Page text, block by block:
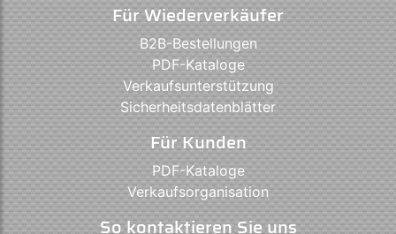
Für Wiederverkäufer
B2B-Bestellungen
PDF-Kataloge
Verkaufsunterstützung
Sicherheitsdatenblätter
Für Kunden
PDF-Kataloge
Verkaufsorganisation
So kontaktieren Sie uns